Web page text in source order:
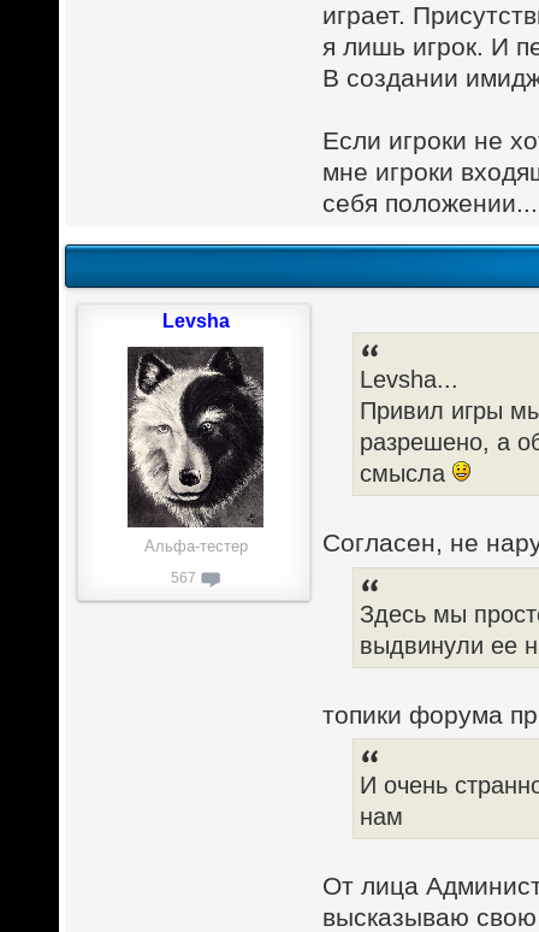
играет.
я лишь игрок. И
В создании
Если игроки не
мне игроки
себя
Levsha...
Привил игры
разрешено, а
смысла
Согласен, не
Здесь мы
выдвинули ее
топики форума
И очень
нам
От лица
высказываю свою
Levsha
Альфа-тестер
567